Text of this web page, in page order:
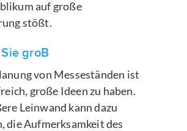
auf große
stößt.
groB
von Messeständen ist
große Ideen zu haben.
Leinwand kann dazu
die Aufmerksamkeit des